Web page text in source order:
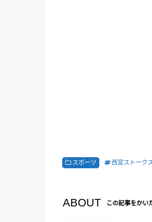
スポーツ 西宮ストーク
ABOUT この記事をかい